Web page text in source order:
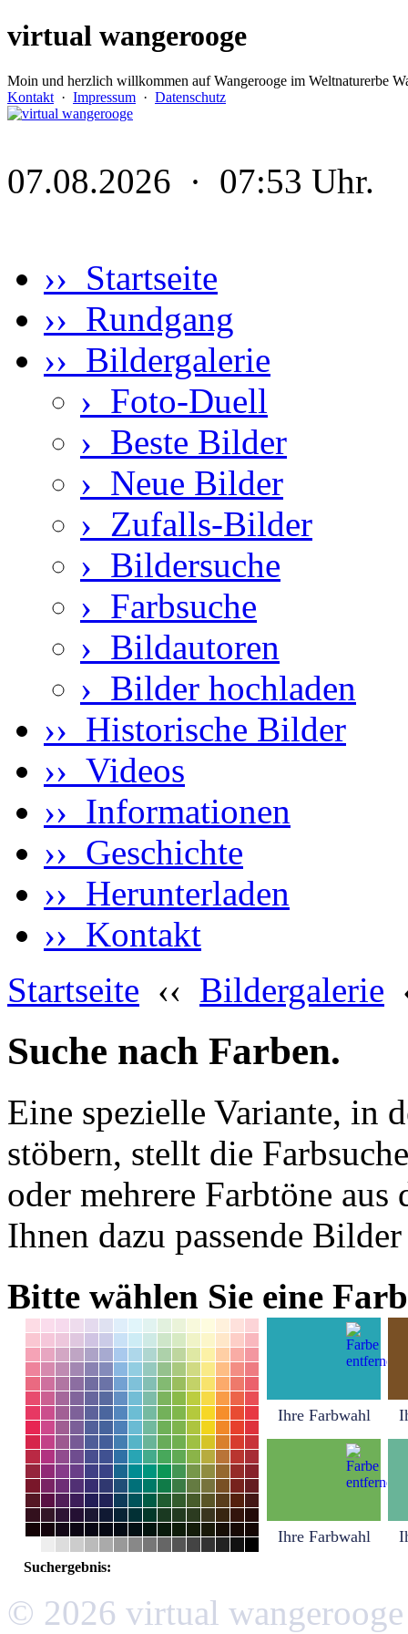
virtual wangerooge
Moin und herzlich willkommen auf Wangerooge im Weltnaturerbe
Kontakt · Impressum · Datenschutz
07.08.2026 · 07:53 Uhr.
›› Startseite
›› Rundgang
›› Bildergalerie
› Foto-Duell
› Beste Bilder
› Neue Bilder
› Zufalls-Bilder
› Bildersuche
› Farbsuche
› Bildautoren
› Bilder hochladen
›› Historische Bilder
›› Videos
›› Informationen
›› Geschichte
›› Herunterladen
›› Kontakt
Startseite ‹‹ Bildergalerie
Suche nach Farben.
Eine spezielle Variante, in
stöbern, stellt die
oder mehrere Farbtöne
Ihnen dazu passende
Bitte wählen Sie eine
Ihre Farbwahl
Ihre Farbwahl
Suchergebnis:
© 2026 virtual wangerooge